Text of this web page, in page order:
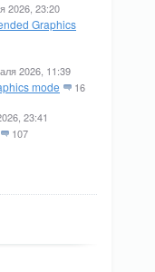
2026, 23:20
Graphics
2026, 11:39
mode 16
23:41
107